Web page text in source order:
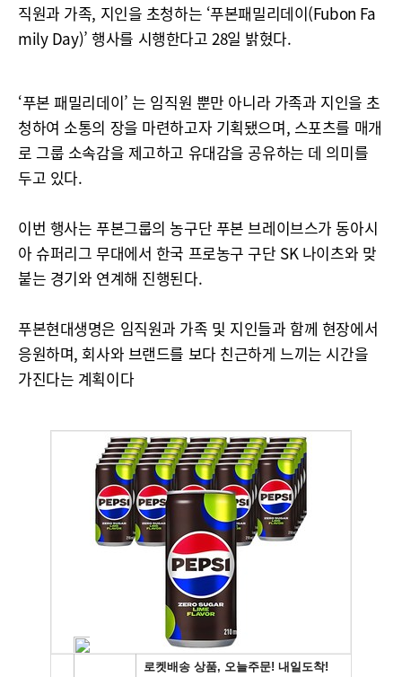
직원과 가족, 지인을 초청하는 ‘푸본패밀리데이(Fubon Fa
mily Day)’ 행사를 시행한다고 28일 밝혔다.
‘푸본 패밀리데이’ 는 임직원 뿐만 아니라 가족과 지인을 초
청하여 소통의 장을 마련하고자 기획됐으며, 스포츠를 매개
로 그룹 소속감을 제고하고 유대감을 공유하는 데 의미를
두고 있다.
이번 행사는 푸본그룹의 농구단 푸본 브레이브스가 동아시
아 슈퍼리그 무대에서 한국 프로농구 구단 SK 나이츠와 맞
붙는 경기와 연계해 진행된다.
푸본현대생명은 임직원과 가족 및 지인들과 함께 현장에서
응원하며, 회사와 브랜드를 보다 친근하게 느끼는 시간을
가진다는 계획이다